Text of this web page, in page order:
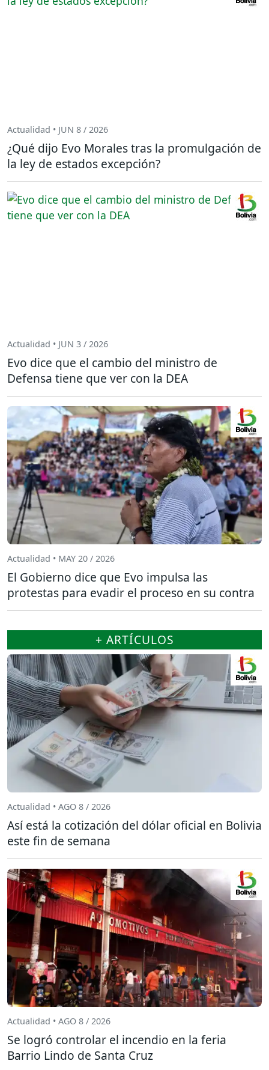
Actualidad • JUN 8 / 2026
¿Qué dijo Evo Morales tras la promulgación de
la ley de estados excepción?
Actualidad • JUN 3 / 2026
Evo dice que el cambio del ministro de
Defensa tiene que ver con la DEA
Actualidad • MAY 20 / 2026
El Gobierno dice que Evo impulsa las
protestas para evadir el proceso en su contra
+ ARTÍCULOS
Actualidad • AGO 8 / 2026
Así está la cotización del dólar oficial en Bolivia
este fin de semana
Actualidad • AGO 8 / 2026
Se logró controlar el incendio en la feria
Barrio Lindo de Santa Cruz